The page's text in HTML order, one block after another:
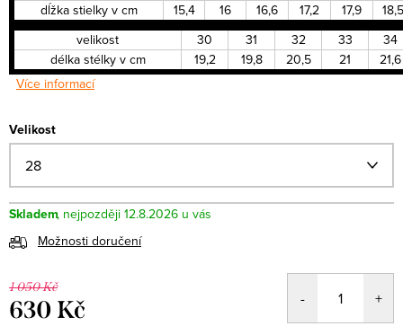
dĺžka stielky v cm
15,4 16 16,6 17,2 17,9
18,5
velikost
30 31 32 33
34
délka stélky v cm
19,2 19,8 20,5 21
21,6
Více informací
Velikost
Skladem
12.8.2026
Možnosti doručení
1 050 Kč
630 Kč